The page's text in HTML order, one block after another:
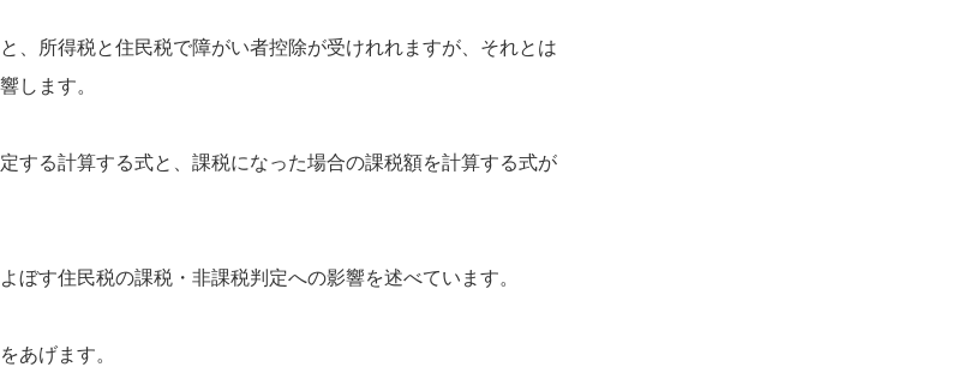
、所得税と住民税で障がい者控除が受けれれますが、それとは
します。
する計算する式と、課税になった場合の課税額を計算する式が
ぼす住民税の課税・非課税判定への影響を述べています。
あげます。